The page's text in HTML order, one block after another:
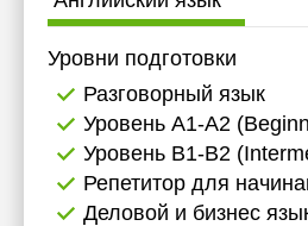
Уровни подготовки
Разговорный язык
Уровень А1-А2
Уровень B1-B2
Репетитор для
Деловой и бизнес